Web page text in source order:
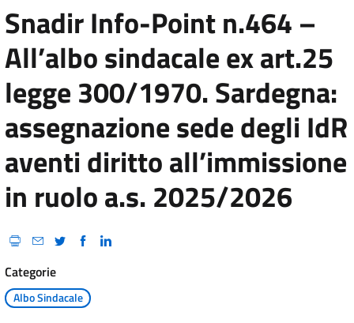
Snadir Info-Point n.464 –
All’albo sindacale ex art.25
legge 300/1970. Sardegna:
assegnazione sede degli IdR
aventi diritto all’immissione
in ruolo a.s. 2025/2026
Categorie
Albo Sindacale